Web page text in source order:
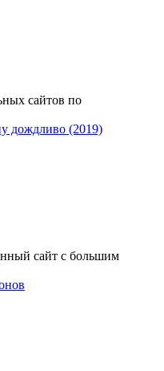
сайтов по
дождливо (2019)
сайт с большим